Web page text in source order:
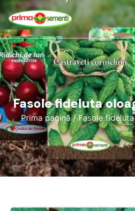
Fasole fideluta
Prima pagină/ Fasole